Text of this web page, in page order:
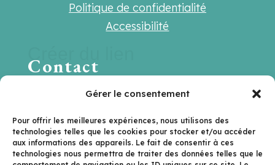
Gérer le consentement
Pour offrir les meilleures expériences, nous utilisons des
technologies telles que les cookies pour stocker et/ou accéder
aux informations des appareils. Le fait de consentir à ces
technologies nous permettra de traiter des données telles que le
Politique de confidentialité
Accessibilité
Contact
Une question ? Une suggestion ? Une
Contactez-nous sur
hello@lenextlevel.org